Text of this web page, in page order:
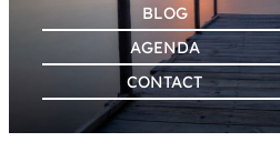
C
H
BLOG
AGENDA
CONTACT